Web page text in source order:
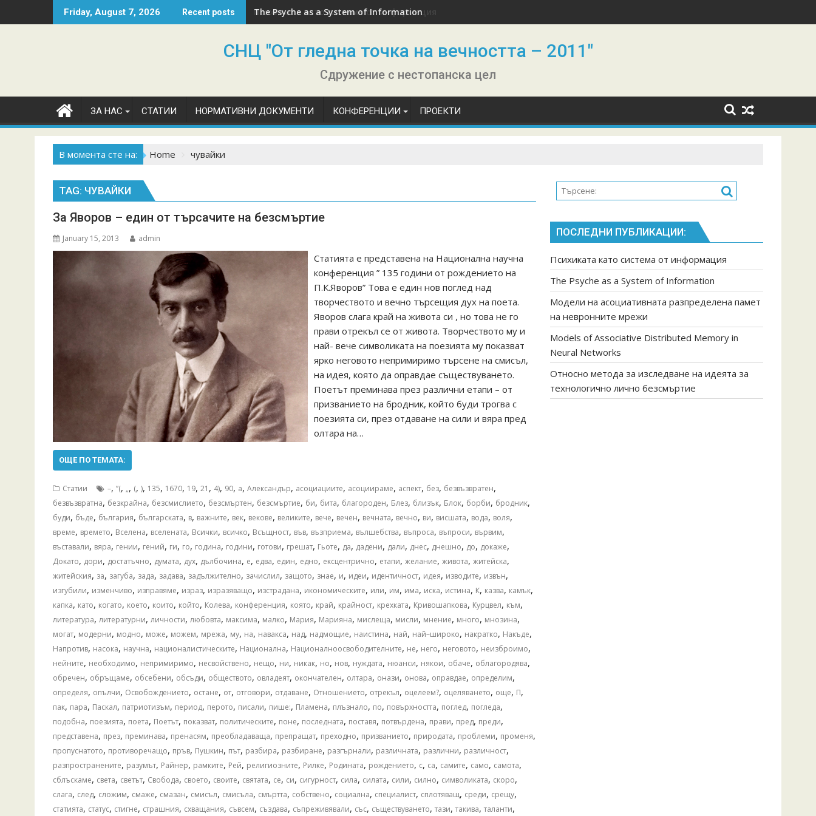
to
Friday, August 7, 2026 Recent posts The Psyche as a System of Information
СНЦ "От гледна точка на вечността – 2011"
Сдружение с нестопанска цел
ЗА НАС СТАТИИ НОРМАТИВНИ ДОКУМЕНТИ КОНФЕРЕНЦИИ ПРОЕКТИ
В момента сте на: Home чувайки
TAG: ЧУВАЙКИ
За Яворов – един от търсачите на безсмъртие
January 15, 2013 admin
Статията е представена на Национална научна
конференция ” 135 години от рождението на
П.К.Яворов” Това е един нов поглед над
творчеството и вечно търсещия дух на поета.
Яворов слага край на живота си , но това не го
прави отрекъл се от живота. Творчеството му и
най- вече символиката на поезията му показват
ярко неговото непримиримо търсене на смисъл,
на идея, която да оправдае съществуването.
Поетът преминава през различни етапи – от
призванието на бродник, който буди трогва с
поезията си, през отдаване на сили и вяра пред
олтара на…
ОЩЕ ПО ТЕМАТА:
Статии –, ”(, „, (, ), 135, 1670, 19, 21 , 4), 90, а, Александър, асоциациите, асоциираме, аспект, без, безвъзвратен,
безвъзвратна, безкрайна, безсмислието, безсмъртен, безсмъртие, би, бита, благороден, Блез, близък, Блок, борби, бродник,
буди, бъде, българия, българската, в, важните, век, векове, великите, вече, вечен, вечната, вечно, ви, висшата, вода, воля,
време, времето, Вселена, вселената, Всички, всичко, Всъщност, във, възприема, вълшебства, въпроса, въпроси, вървим,
въставали, вяра, гении, гений, ги, го, година, години, готови, грешат, Гьоте, да, дадени, дали, днес, днешно, до, докаже,
Докато, дори, достатъчно, думата, дух, дълбочина, е, едва, един, едно, ексцентрично, етапи, желание, живота, житейска,
житейския, за, загуба, зада, задава, задължително, зачислил, защото, знае, и, идеи, идентичност, идея, изводите, извън,
изгубили, изменчиво, изправяме, израз, изразяващо, изстрадана, икономическите, или, им, има, иска, истина, К, казва, камък,
капка, като, когато, което, които, който, Колева, конференция, която, край, крайност, крехката, Кривошапкова, Курцвел, към,
литература, литературни, личности, любовта, максима, малко, Мария, Марияна, мислеща, мисли, мнение, много, мнозина,
могат, модерни, модно, може, можем, мрежа, му, на, навакса, над, надмощие, наистина, най, най–широко, накратко, Накъде,
Напротив, насока, научна, националистическите, Национална, Националноосвободителните, не, него, неговото, неизброимо,
нейните, необходимо, непримиримо, несвойствено, нещо, ни, никак, но, нов, нуждата, нюанси, някои, обаче, облагородява,
обречен, обръщаме, обсебени, обсъди, обществото, овладеят, окончателен, олтара, онази, онова, оправдае, определим,
определя, опълчи, Освобождението, остане, от, отговори, отдаване, Отношението, отрекъл, оцелеем?, оцеляването, още, П,
пак, пара, Паскал, патриотизъм, период, перото, писали, пише:, Пламена, плъзнало, по, повърхността, поглед, погледа,
подобна, поезията, поета, Поетът, показват, политическите, поне, последната, поставя, потвърдена, прави, пред, преди,
представена, през, преминава, пренасям, преобладаваща, препращат, преходно, призванието, природата, проблеми, променя,
пропуснатото, противоречащо, пръв, Пушкин, път, разбира, разбиране, разгърнали, различната, различни, различност,
разпространените, разумът, Райнер, рамките, Рей, религиозните, Рилке, Родината, рождението, с, са, самите, само, самота,
сблъскаме, света, светът, Свобода, своето, своите, святата, се, си, сигурност, сила, силата, сили, силно, символиката, скоро,
слага, след, сложим, смаже, смазан, смисъл, смисъла, смъртта, собствено, социална, специалист, сплотяващ, среди, срещу,
статията, статус, стигне, страшния, схващания, съвсем, създава, съпреживявали, със, съществуването, тази, такива, таланти,
ПОСЛЕДНИ ПУБЛИКАЦИИ:
Психиката като система от информация
The Psyche as a System of Information
Модели на асоциативната разпределена памет
на невронните мрежи
Models of Associative Distributed Memory in
Neural Networks
Относно метода за изследване на идеята за
технологично лично безсмъртие